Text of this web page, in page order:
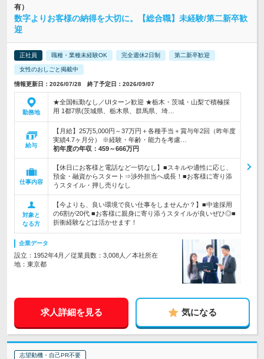
有）
数字よりお客様の納得を大切に。【総合職】未経験/第二新卒歓
迎
正社員 職種・業種未経験OK 完全週休2日制 第二新卒歓迎
女性のおしごと掲載中
情報更新日：2026/07/28 終了予定日：2026/09/07
勤務地
★全国転勤なし／UIターン歓迎 ★栃木・茨城・山梨で積極採
用 1都7県(茨城県、栃木県、群馬県、埼…
給与
【月給】25万5,000円～37万円＋各種手当＋賞与年2回（昨年度
実績4.7ヶ月分） ※経験・年齢・能力を考慮…
初年度の年収： 459～666万円
仕事内容
【休日にお客様と電話など一切なし】■スキルや適性に応じ、
預金・融資からスタート⇒渉外担当へ成長！■お客様に寄り添
うスタイル・押し売りなし
対象と
なる方
【今よりも、良い環境で良い仕事をしませんか？】■中途採用
の6割が20代 ■お客様に親身に寄り添うスタイルが良いぜひ◎■
折衝経験などは活かせます！
企業データ
設立：1952年4月／従業員数：3,008人／本社所在
地：東京都
求人詳細を見る 気になる
志望動機・自己PR不要